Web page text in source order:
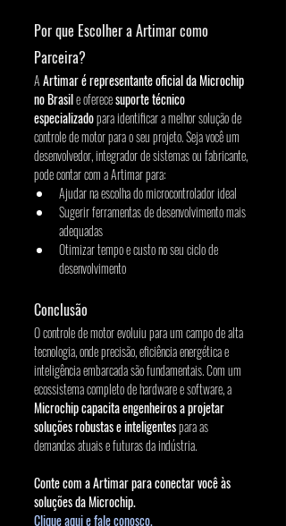
Por que Escolher a Artimar como
Parceira?
A Artimar é representante oficial da Microchip
no Brasil e oferece suporte técnico
especializado para identificar a melhor solução de
controle de motor para o seu projeto. Seja você um
desenvolvedor, integrador de sistemas ou fabricante,
pode contar com a Artimar para:
Ajudar na escolha do microcontrolador ideal
Sugerir ferramentas de desenvolvimento mais
adequadas
Otimizar tempo e custo no seu ciclo de
desenvolvimento
Conclusão
O controle de motor evoluiu para um campo de alta
tecnologia, onde precisão, eficiência energética e
inteligência embarcada são fundamentais. Com um
ecossistema completo de hardware e software, a
Microchip capacita engenheiros a projetar
soluções robustas e inteligentes para as
demandas atuais e futuras da indústria.
Conte com a Artimar para conectar você às
soluções da Microchip.
Clique aqui e fale conosco.